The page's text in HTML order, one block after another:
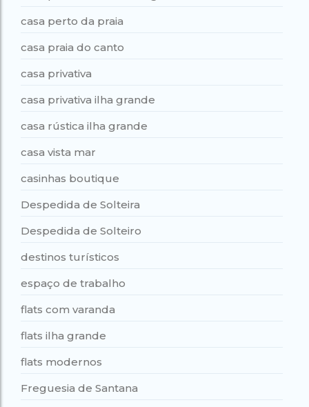
casa perto da praia
casa praia do canto
casa privativa
casa privativa ilha grande
casa rústica ilha grande
casa vista mar
casinhas boutique
Despedida de Solteira
Despedida de Solteiro
destinos turísticos
espaço de trabalho
flats com varanda
flats ilha grande
flats modernos
Freguesia de Santana